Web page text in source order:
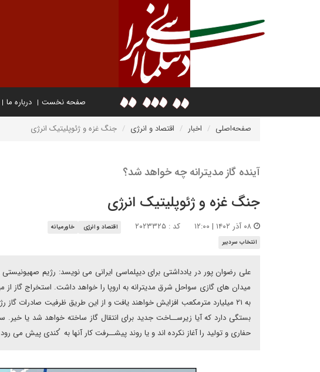
صفحه نخست درباره ما
صفحه‌اصلی اخبار اقتصاد و انرژی جنگ غزه و ژئوپلیتیک انرژی
آینده گاز مدیترانه چه خواهد شد؟
جنگ غزه و ژئوپلیتیک انرژی
کد : ۲۰۲۳۳۲۵ اقتصاد و انرژی
خاورمیانه
انتخاب سردبیر
علی رضوان پور در یادداشتی برای دیپلماسی ایرانی می نویسد: رژیم صهیونیستی
به ۲۱ میلیارد مترمکعب افزایش خواهند یافت و از این طریق ظرفیت صادرات
بستگی دارد که آیا زیرســاخت جدید برای انتقال گاز ساخته خواهد شد یا خیر.
حفاری و تولید را آغاز نکرده اند و یا روند پیشــرفت کار آنها به ُکندی پیش می